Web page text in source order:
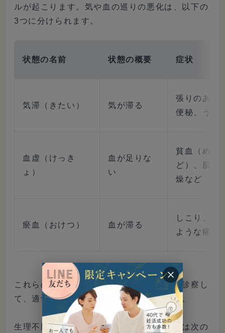
ルが起こります。気や血の巡りの悪化は、以下の
3つに分けられます。
状態の名前 状態の概要 症状
気滞（きたい） 気が滞る
張りのある
便秘、うつ
血虚（けっき
ょ）
血が足りな
い
貧血（めま
ど）、肌荒
燥など
瘀血（おけつ） 血が滞る
しこり、あ
ような痛み
これらの症状や体質から、その人の状態を診察し
て、適切な漢方を選択する必要があります。
生理不順や生理痛で使用される漢方の一覧は次の